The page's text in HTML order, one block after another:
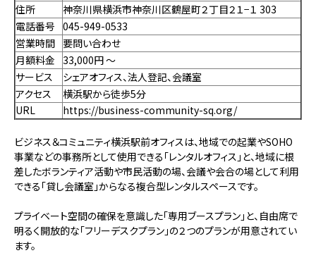
住所
神奈川県横浜市神奈川区鶴屋町２丁目２１−１ 303
電話番号 045-949-0533
営業時間 要問い合わせ
月額料金 33,000円 〜
サービス
シェアオフィス、法人登記、会議室
アクセス
横浜駅から徒歩5分
URL
https://business-community-sq.org/
ビジネス＆コミュニティ横浜駅前オフィスは、地域での起業やSOHO
事業などの事務所として使用できる「レンタルオフィス」と、地域に根
差したボランティア活動や市民活動の場、会議や会合の場として利用
できる「貸し会議室」からなる複合型レンタルスペースです。
プライベート空間の確保を意識した「専用ブースプラン」と、自由席で
明るく開放的な「フリーデスクプラン」の２つのプランが用意されてい
ます。